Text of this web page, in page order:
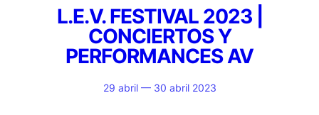
L.E.V. FESTIVAL 2023 |
CONCIERTOS Y
PERFORMANCES AV
29 abril — 30 abril 2023